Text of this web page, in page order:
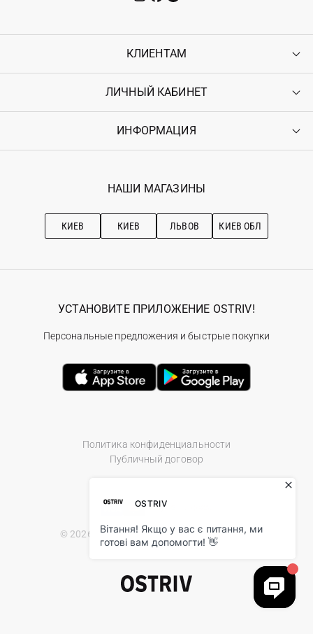
КЛИЕНТАМ
Контакты
Возврат
Гарантия
ЛИЧНЫЙ КАБИНЕТ
Войти
Ostriv Club+
ИНФОРМАЦИЯ
Наши магазини
Рекомендации по уходу
НАШИ МАГАЗИНЫ
КИЕВ КИЕВ ЛЬВОВ КИЕВ ОБЛ
Политика конфиденциальности
Публичный договор
© 2026 Ostriv.ua Store. All Rights Reserved.
УСТАНОВИТЕ ПРИЛОЖЕНИЕ OSTRIV!
Персональные предложения и быстрые покупки